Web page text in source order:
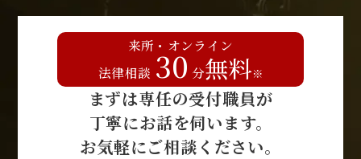
来所・オンライン
法律相談 30 分無料※
まずは専任の受付職員が
丁寧にお話を伺います。
お気軽にご相談ください。